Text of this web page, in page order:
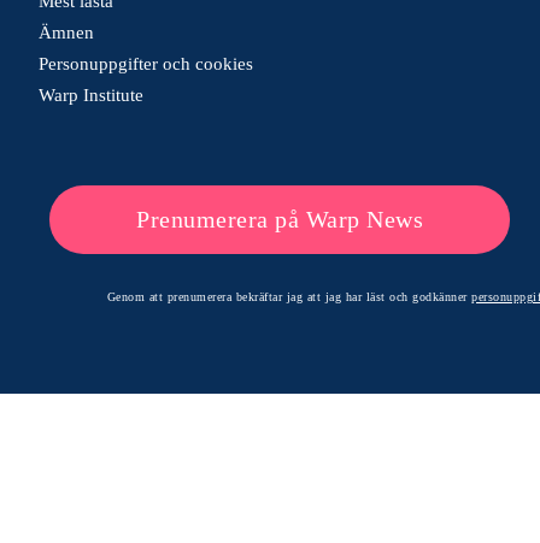
Ämnen
Personuppgifter och cookies
Warp Institute
Prenumerera på Warp News
Genom att prenumerera bekräftar jag att jag har läst och godkänner